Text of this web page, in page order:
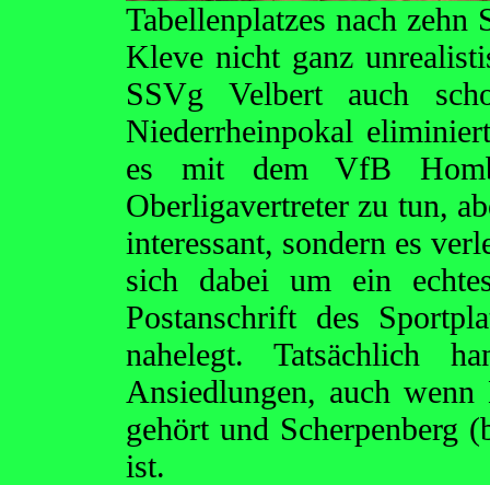
Tabellenplatzes nach
Kleve nicht ganz
SSVg Velbert auch
Niederrheinpokal
es mit dem VfB
Oberligavertreter zu tun,
interessant, sondern es
sich dabei um ein
Postanschrift des
nahelegt. Tatsächlich
Ansiedlungen, auch
gehört und Scherpenberg
ist.